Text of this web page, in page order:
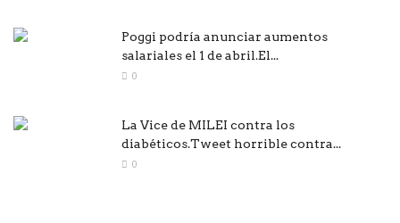
Poggi podría anunciar aumentos
salariales el 1 de abril.El...
0
La Vice de MILEI contra los
diabéticos.Tweet horrible contra...
0